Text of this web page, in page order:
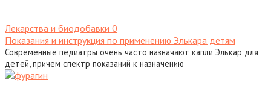
Лекарства и биодобавки 0
Показания и инструкция по применению Элькара детям
Современные педиатры очень часто назначают капли Элькар для
детей, причем спектр показаний к назначению